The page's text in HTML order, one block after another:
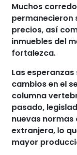
Muchos
permanecieron
precios, así
inmuebles del
fortalezca.
Las
cambios en el
columna
pasado,
nuevas
extranjera, lo
mayor